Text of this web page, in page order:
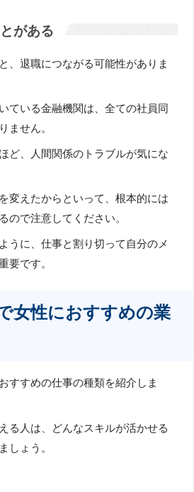
がある
、退職につながる可能性がありま
ている金融機関は、全ての社員同
ません。
ど、人間関係のトラブルが気にな
変えたからといって、根本的には
ので注意してください。
うに、仕事と割り切って自分のメ
要です。
女性におすすめの業
すすめの仕事の種類を紹介しま
る人は、どんなスキルが活かせる
しょう。